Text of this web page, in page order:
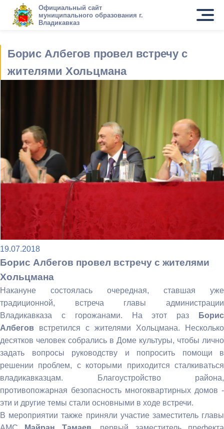
Официальный сайт
муниципального образования г.
Владикавказ
Борис Албегов провел встречу с
жителями Хольцмана
19.07.2018
Борис Албегов провел встречу с жителями
Хольцмана
Накануне состоялась очередная, ставшая уже
традиционной, встреча главы администрации
Владикавказа с горожанами. На этот раз
Борис
Албегов встретился с жителями Хольцмана. Несколько
десятков человек собрались в Доме культуры, чтобы лично
задать вопросы руководству и попросить помощи в
решении проблем, с которыми приходится сталкиваться
владикавказцам. Благоустройство района,
противопожарная безопасность многоквартирных домов -
эти и другие темы стали основными в ходе встречи.
В мероприятии также приняли участие заместитель главы